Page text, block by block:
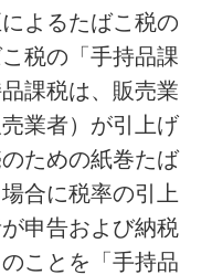
よるたばこ税の
税の「手持品課
課税は、販売業
業者）が引上げ
ための紙巻たば
合に税率の引上
申告および納税
ことを「手持品